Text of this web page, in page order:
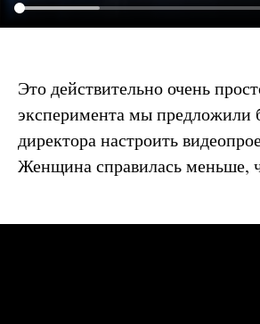
Это действительно очень
эксперимента мы предложили
директора настроить
Женщина справилась меньше,